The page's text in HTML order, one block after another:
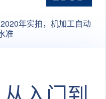
年实拍，机加工自动
准